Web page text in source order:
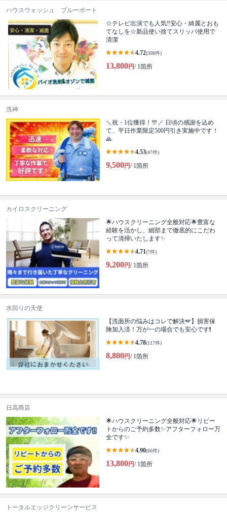
ハウスウォッシュ ブルーポート
☆テレビ出演でも人気‼安心・綺麗とおも
てなしを☆新品使い捨てスリッパ使用で
清潔
4.72(308件)
13,800円/ 1箇所
洗神
＼祝・1位獲得！🎊／ 日頃の感謝を込め
て、平日作業限定500円引き実施中です！
🙏
4.53(47件)
9,500円/ 1箇所
カイロスクリーニング
🌟ハウスクリーニング全般対応🌟豊富な
経験を活かし、細部まで徹底的にこだわ
って清掃いたします✨
4.71(7件)
9,200円/ 1箇所
水回りの天使
【洗面所の悩みはコレで解決🪽】損害保
険加入済！万が一の場合でも安心です❗️
4.78(117件)
8,800円/ 1箇所
日高商店
🌟ハウスクリーニング全般対応🌟リピー
トからのご予約多数✨アフターフォロー万
全です✨
4.90(66件)
13,800円/ 1箇所
トータルエッジクリーンサービス